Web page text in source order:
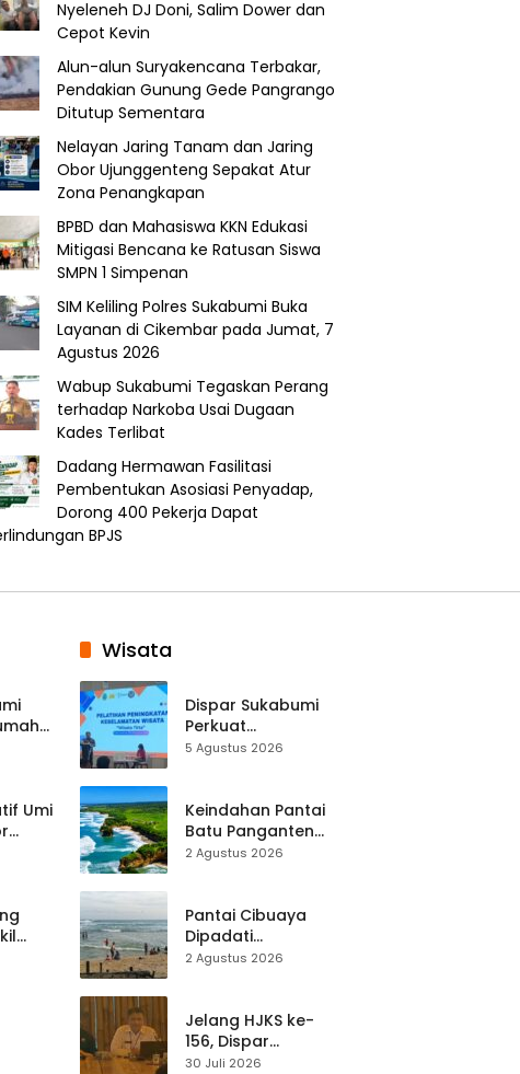
Nyeleneh DJ Doni, Salim Dower dan
Cepot Kevin
Alun-alun Suryakencana Terbakar,
Pendakian Gunung Gede Pangrango
Ditutup Sementara
Nelayan Jaring Tanam dan Jaring
Obor Ujunggenteng Sepakat Atur
Zona Penangkapan
BPBD dan Mahasiswa KKN Edukasi
Mitigasi Bencana ke Ratusan Siswa
SMPN 1 Simpenan
SIM Keliling Polres Sukabumi Buka
Layanan di Cikembar pada Jumat, 7
Agustus 2026
Wabup Sukabumi Tegaskan Perang
terhadap Narkoba Usai Dugaan
Kades Terlibat
Dadang Hermawan Fasilitasi
Pembentukan Asosiasi Penyadap,
Dorong 400 Pekerja Dapat
BPJS
Umi
Wisata
Dispar Sukabumi
Perkuat
Keselamatan
Mitigasi hingga
Teknik Evakuasi
5 Agustus 2026
Keindahan Pantai
Batu Panganten
Mulai Dilirik
2 Agustus 2026
Pantai Cibuaya
Dipadati
Wisatawan,
Waspada
2 Agustus 2026
Jelang HJKS ke-
156, Dispar
Kabupaten
30 Juli 2026